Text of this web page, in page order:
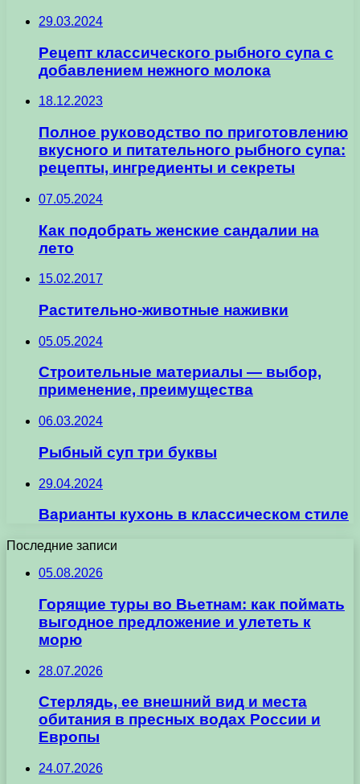
29.03.2024
Рецепт классического рыбного супа с
добавлением нежного молока
18.12.2023
Полное руководство по приготовлению
вкусного и питательного рыбного супа:
рецепты, ингредиенты и секреты
07.05.2024
Как подобрать женские сандалии на
лето
15.02.2017
Растительно-животные наживки
05.05.2024
Строительные материалы — выбор,
применение, преимущества
06.03.2024
Рыбный суп три буквы
29.04.2024
Варианты кухонь в классическом стиле
Последние записи
05.08.2026
Горящие туры во Вьетнам: как поймать
выгодное предложение и улететь к
морю
28.07.2026
Стерлядь, ее внешний вид и места
обитания в пресных водах России и
Европы
24.07.2026